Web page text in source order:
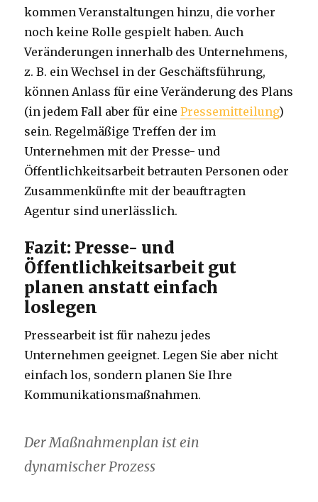
kommen Veranstaltungen hinzu, die vorher
noch keine Rolle gespielt haben. Auch
Veränderungen innerhalb des Unternehmens,
z. B. ein Wechsel in der Geschäftsführung,
können Anlass für eine Veränderung des Plans
(in jedem Fall aber für einePressemitteilung)
sein. Regelmäßige Treffen der im
Unternehmen mit der Presse- und
Öffentlichkeitsarbeit betrauten Personen oder
Zusammenkünfte mit der beauftragten
Agentur sind unerlässlich.
Fazit: Presse- und
Öffentlichkeitsarbeit gut
planen anstatt einfach
loslegen
Pressearbeit ist für nahezu jedes
Unternehmen geeignet. Legen Sie aber nicht
einfach los, sondern planen Sie Ihre
Kommunikationsmaßnahmen.
Der Maßnahmenplan ist ein
dynamischer Prozess